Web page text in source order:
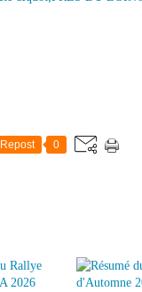
Repost 0